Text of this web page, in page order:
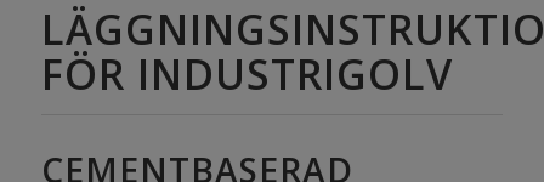
FÖR INDUSTRIGOLV
CEMENTBASERAD